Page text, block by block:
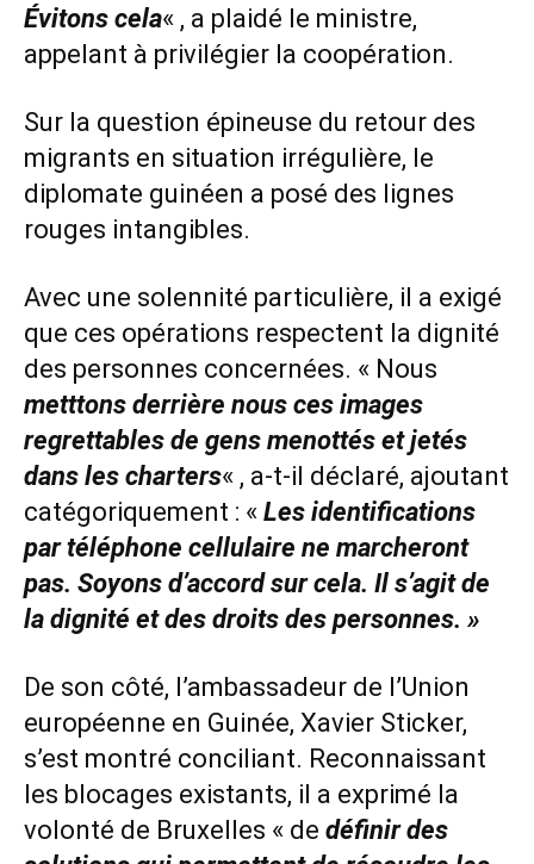
Évitons cela« , a plaidé le ministre,
appelant à privilégier la coopération.
Sur la question épineuse du retour des
migrants en situation irrégulière, le
diplomate guinéen a posé des lignes
rouges intangibles.
Avec une solennité particulière, il a exigé
que ces opérations respectent la dignité
des personnes concernées. « Nous
metttons derrière nous ces images
regrettables de gens menottés et jetés
dans les charters« , a-t-il déclaré, ajoutant
catégoriquement : « Les identifications
par téléphone cellulaire ne marcheront
pas. Soyons d’accord sur cela. Il s’agit de
la dignité et des droits des personnes. »
De son côté, l’ambassadeur de l’Union
européenne en Guinée, Xavier Sticker,
s’est montré conciliant. Reconnaissant
les blocages existants, il a exprimé la
volonté de Bruxelles « de définir des